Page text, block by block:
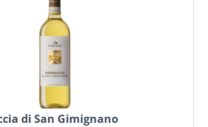
di San Gimignano